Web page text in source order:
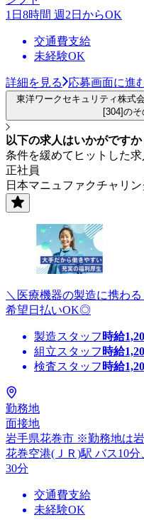
1日8時間 週2日からOK
交通費支給
未経験OK
詳細を見る 応募画面に進
東洋ワークセキュリティ株式
[304]の
以下の求人はいかがですか
条件を緩めてヒットした
正社員
日本マニュファクチャリ
＼医療機器の製造に携わ
希望日払いOK◎
製造スタッフ 時給
組立スタッフ 時給
検査スタッフ 時給
勤務地
面接地
岩手県花巻市 ※勤務地は
花巻空港(ＪＲ)駅 バス10
30分
交通費支給
未経験OK